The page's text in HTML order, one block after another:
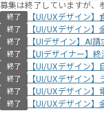
募集は終了していますが、
終了 【UI/UXデザイン
終了 【UI/UXデザイン
終了 【UIデザイン】AI
終了 【UIデザイナー】
終了 【UI/UXデザイン
終了 【UI/UXデザイン
終了 【UI/UXデザイン
終了
【UI/UXデザイン